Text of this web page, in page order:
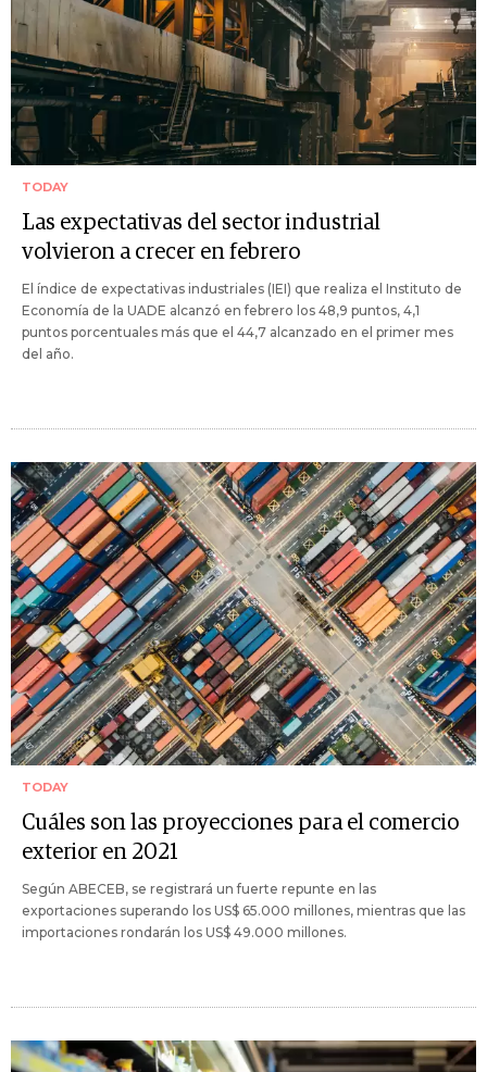
TODAY
Las expectativas del sector industrial
volvieron a crecer en febrero
El índice de expectativas industriales (IEI) que realiza el Instituto de
Economía de la UADE alcanzó en febrero los 48,9 puntos, 4,1
puntos porcentuales más que el 44,7 alcanzado en el primer mes
del año.
TODAY
Cuáles son las proyecciones para el comercio
exterior en 2021
Según ABECEB, se registrará un fuerte repunte en las
exportaciones superando los US$ 65.000 millones, mientras que las
importaciones rondarán los US$ 49.000 millones.